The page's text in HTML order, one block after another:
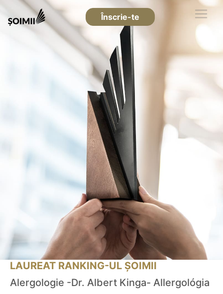
Înscrie-te
LAUREAT RANKING-UL ȘOIMII
Alergologie -Dr. Albert Kinga- Allergológia